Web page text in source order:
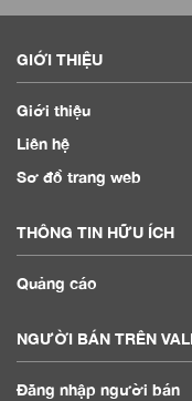
GIỚI THIỆU
Giới thiệu
Liên hệ
Sơ đồ trang web
THÔNG TIN HỮU ÍCH
Quảng cáo
NGƯỜI BÁN TRÊN
Đăng nhập người bán